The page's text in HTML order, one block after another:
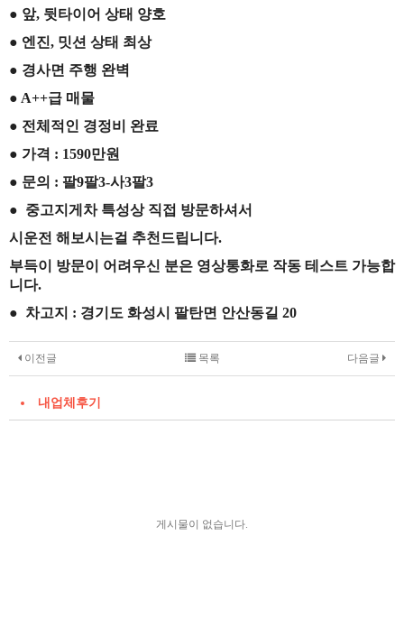
● 앞, 뒷타이어 상태 양호
● 엔진, 밋션 상태 최상
● 경사면 주행 완벽
● A++급 매물
● 전체적인 경정비 완료
● 가격 : 1590만원
● 문의 : 팔9팔3-사3팔3
● 중고지게차 특성상 직접 방문하셔서
시운전 해보시는걸 추천드립니다.
부득이 방문이 어려우신 분은 영상통화로 작동 테스트 가능합
니다.
● 차고지 : 경기도 화성시 팔탄면 안산동길 20
이전글 다음글
목록
내업체후기
게시물이 없습니다.